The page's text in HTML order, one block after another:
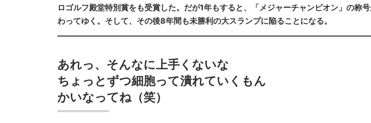
ロゴルフ殿堂特別賞をも受賞した。だが1年もすると、「メジャーチャンピオン」の称
わってゆく。そして、その後8年間も未勝利の大スランプに陥ることになる。
あれっ、そんなに上手くないな
ちょっとずつ細胞って潰れていくもん
かいなってね（笑）